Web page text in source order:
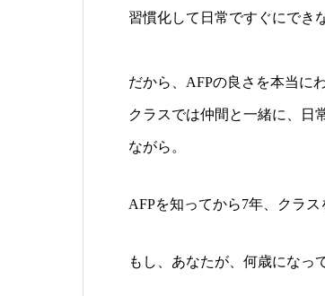
習慣化して日常ですぐにでき
だから、AFPの良さを本当に
クラスでは仲間と一緒に、日
ながら。
AFPを知ってから7年、クラ
もし、あなたが、何歳になっ